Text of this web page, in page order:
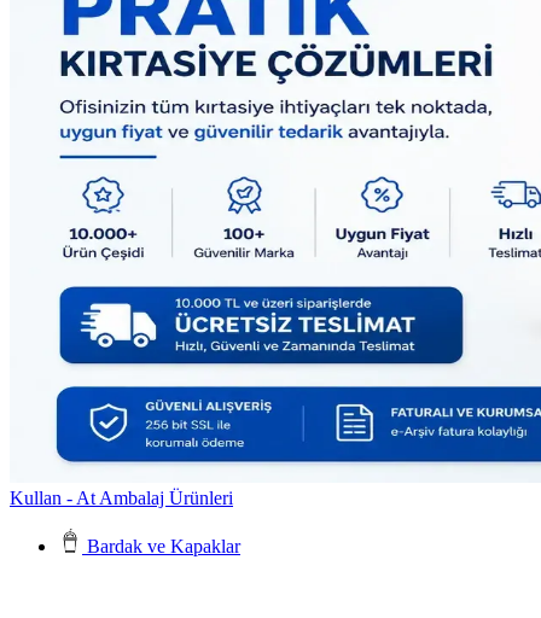
Kullan - At Ambalaj Ürünleri
Bardak ve Kapaklar